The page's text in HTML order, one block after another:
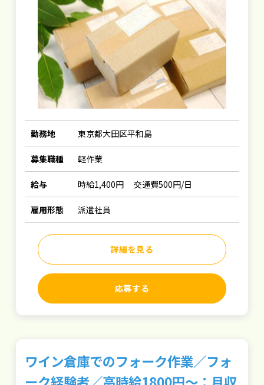
勤務地 東京都大田区平和島
募集職種 軽作業
給与 時給1,400円 交通費500円/日
雇用形態 派遣社員
詳細を見る
応募する
ワイン倉庫でのフォーク作業／フォ